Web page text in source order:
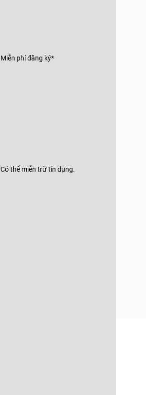
Miễn phí đăng ký*
Có thể miễn trừ tín dụng.